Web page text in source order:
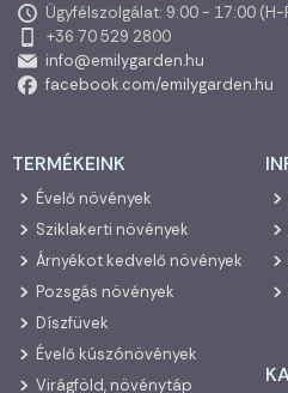
Ügyfélszolgálat: 9:00 - 17:00 (H-
+36 70 529 2800
info@emilygarden.hu
facebook.com/emilygarden.hu
TERMÉKEINK
Évelő növények
Sziklakerti növények
Árnyékot kedvelő növények
Pozsgás növények
Díszfüvek
Évelő kúszónövények
Virágföld, növénytáp